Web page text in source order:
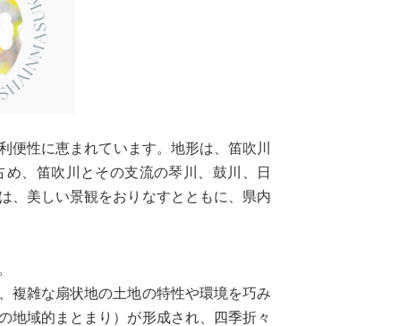
性に恵まれています。地形は、笛吹川
、笛吹川とその支流の琴川、鼓川、日
、美しい景観をおりなすとともに、県内
複雑な扇状地の土地の特性や環境を巧み
地域的まとまり）が形成され、四季折々